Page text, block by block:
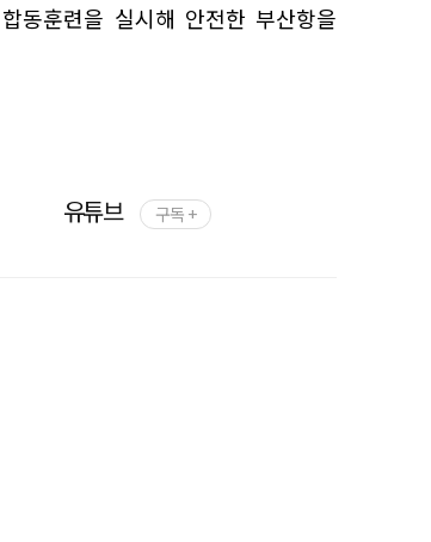
동훈련을 실시해 안전한 부산항을
유튜브 구독 +